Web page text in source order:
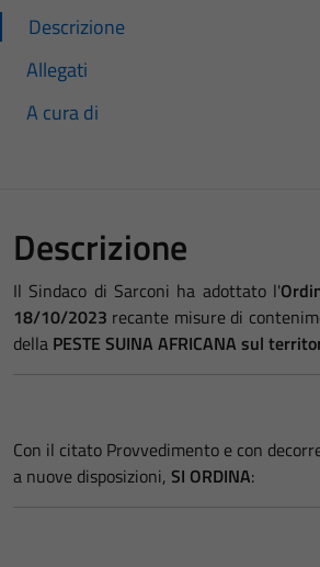
Descrizione
Allegati
A cura di
Descrizione
Il Sindaco di Sarconi ha adottato l'
18/10/2023 recante misure di
della PESTE SUINA AFRICANA sul
Con il citato Provvedimento e con
a nuove disposizioni, SI ORDINA: